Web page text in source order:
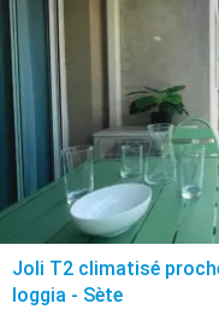
Joli T2 climatisé
loggia - Sète